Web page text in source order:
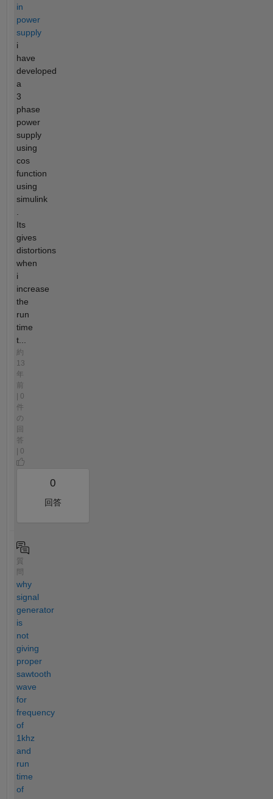
in
power
supply
i
have
developed
a
3
phase
power
supply
using
cos
function
using
simulink
.
Its
gives
distortions
when
i
increase
the
run
time
t...
約
13
年
前
| 0
件
の
回
答
| 0
0
回答
質
why
signal
generator
is
not
giving
proper
sawtooth
wave
for
frequency
of
1khz
and
run
time
of